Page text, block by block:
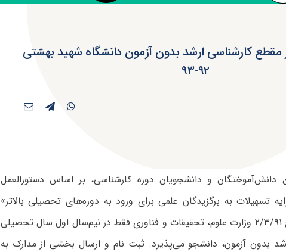
کارشناسی ارشد بدون آزمون دانشگاه شهید بهشتی
۹۲-۹۳
دانش‌آموختگان و دانشجویان دوره کارشناسی‌، بر اساس دستورالعمل
نامه ارایه تسهیلات به برگزیدگان علمی برای ورود به دوره‌های تحصیلی بالاتر»
ابلاغیه شماره ۸۱۵۲۳/۲۱مورخ ۲/۳/۹۱ وزارت علوم، تحقیقات و فناوری فقط در نیم‌سال اول سال تحصیلی
ارشد بدون آزمون، دانشجو می‌پذیرد. ثبت نام و ارسال بخشی از مدارک به